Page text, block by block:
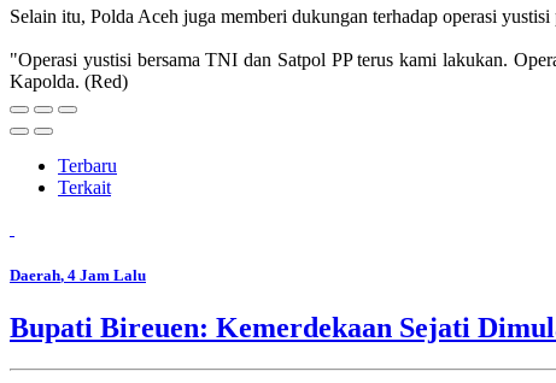
Selain itu, Polda Aceh juga memberi dukungan terhadap operasi
"Operasi yustisi bersama TNI dan Satpol PP terus kami lakukan.
Kapolda. (Red)
Terbaru
Terkait
Daerah, 4 Jam Lalu
Bupati Bireuen: Kemerdekaan Sejati